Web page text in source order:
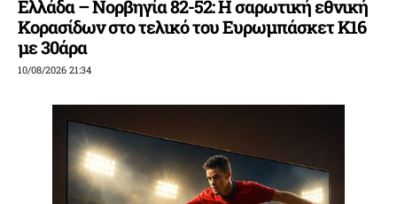
Ελλάδα – Νορβηγία 82-52: Η σαρωτική εθνική
Κορασίδων στο τελικό του Ευρωμπάσκετ Κ16
με 30άρα
10/08/2026 21:34